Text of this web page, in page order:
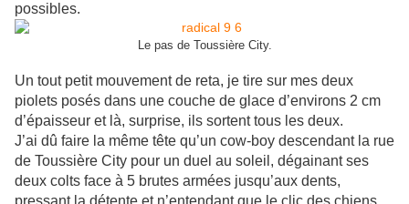
possibles.
Le pas de Toussière City.
Un tout petit mouvement de reta, je tire sur mes deux
piolets posés dans une couche de glace d’environs 2 cm
d’épaisseur et là, surprise, ils sortent tous les deux.
J’ai dû faire la même tête qu’un cow-boy descendant la rue
de Toussière City pour un duel au soleil, dégainant ses
deux colts face à 5 brutes armées jusqu’aux dents,